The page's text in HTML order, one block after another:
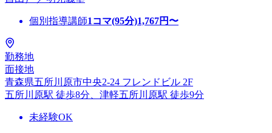
個別指導講師1コマ(95分)1,767円〜
勤務地
面接地
青森県五所川原市中央2-24 フレンドビル 2F
五所川原駅 徒歩8分、津軽五所川原駅 徒歩9分
未経験OK